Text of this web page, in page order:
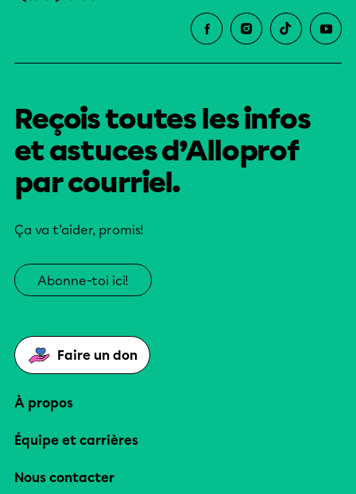
Reçois toutes les infos
et astuces d’Alloprof
par courriel.
Ça va t’aider, promis!
Abonne-toi ici!
Faire un don
À propos
Équipe et carrières
Nous contacter